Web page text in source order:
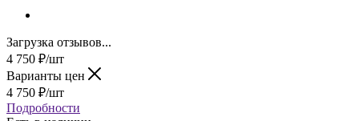
Загрузка отзывов...
4 750 ₽/шт
Варианты цен
4 750 ₽/шт
Подробности